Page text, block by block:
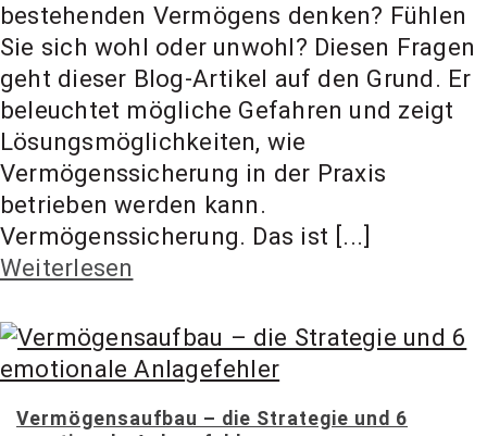
bestehenden Vermögens denken? Fühlen
Sie sich wohl oder unwohl? Diesen Fragen
geht dieser Blog-Artikel auf den Grund. Er
beleuchtet mögliche Gefahren und zeigt
Lösungsmöglichkeiten, wie
Vermögenssicherung in der Praxis
betrieben werden kann.
Vermögenssicherung. Das ist [...]
Weiterlesen
Vermögensaufbau – die Strategie und 6